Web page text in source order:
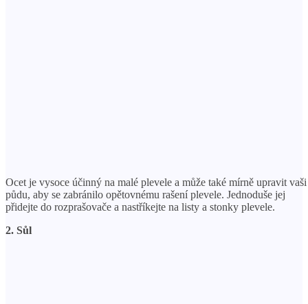
Ocet je vysoce účinný na malé plevele a může také mírně upravit vaši
půdu, aby se zabránilo opětovnému rašení plevele. Jednoduše jej
přidejte do rozprašovače a nastříkejte na listy a stonky plevele.
2. Sůl